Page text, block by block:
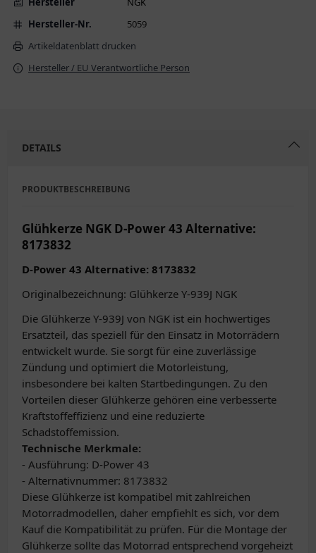
Hersteller-Nr.
5059
Artikeldatenblatt drucken
Hersteller / EU Verantwortliche Person
DETAILS
PRODUKTBESCHREIBUNG
Glühkerze NGK D-Power 43 Alternative:
8173832
D-Power 43 Alternative: 8173832
Originalbezeichnung: Glühkerze Y-939J NGK
Die Glühkerze Y-939J von NGK ist ein hochwertiges
Ersatzteil, das speziell für den Einsatz in Motorrädern
entwickelt wurde. Sie sorgt für eine zuverlässige
Zündung und optimiert die Motorleistung,
insbesondere bei kalten Startbedingungen. Zu den
Vorteilen dieser Glühkerze gehören eine verbesserte
Kraftstoffeffizienz und eine reduzierte
Schadstoffemission.
Technische Merkmale:
- Ausführung: D-Power 43
- Alternativnummer: 8173832
Diese Glühkerze ist kompatibel mit zahlreichen
Motorradmodellen, daher empfiehlt es sich, vor dem
Kauf die Kompatibilität zu prüfen. Für die Montage der
Glühkerze sollte das Motorrad entsprechend vorgeheizt